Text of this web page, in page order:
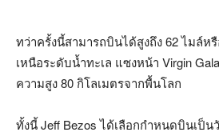
ทว่าครั้งนี้สามารถบินได้สูงถึง 62 ไมล์ห
เหนือระดับน้ำทะเล แซงหน้า Virgin
ความสูง 80 กิโลเมตรจากพื้นโลก
ทั้งนี้ Jeff Bezos ได้เลือกกำหนดบินเป็